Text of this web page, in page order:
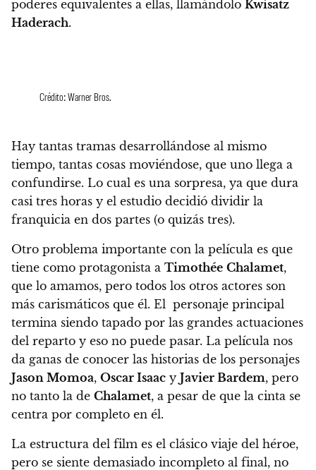
poderes equivalentes a ellas, llamándolo Kwisatz
Haderach.
Crédito: Warner Bros.
Hay tantas tramas desarrollándose al mismo
tiempo, tantas cosas moviéndose, que uno llega a
confundirse. Lo cual es una sorpresa, ya que dura
casi tres horas y el estudio decidió dividir la
franquicia en dos partes (o quizás tres).
Otro problema importante con la película es que
tiene como protagonista a Timothée Chalamet,
que lo amamos, pero todos los otros actores son
más carismáticos que él. El personaje principal
termina siendo tapado por las grandes actuaciones
del reparto y eso no puede pasar. La película nos
da ganas de conocer las historias de los personajes
Jason Momoa, Oscar Isaac y Javier Bardem, pero
no tanto la de Chalamet, a pesar de que la cinta se
centra por completo en él.
La estructura del film es el clásico viaje del héroe,
pero se siente demasiado incompleto al final, no